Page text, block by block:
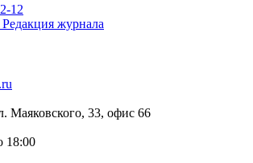
12
Редакция журнала
Маяковского, 33, офис 66
18:00